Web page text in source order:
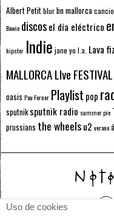
Albert Petitblurbn mallorca
Bowie discosel día eléctrico
hipster Indie jane yo l.a. Lava
MALLORCA LIve FESTIVAL
oasis Pau Forner Playlist pop
sputnik sputnik radio summer pie
prussians the wheelsu2 verano
Uso de cookies